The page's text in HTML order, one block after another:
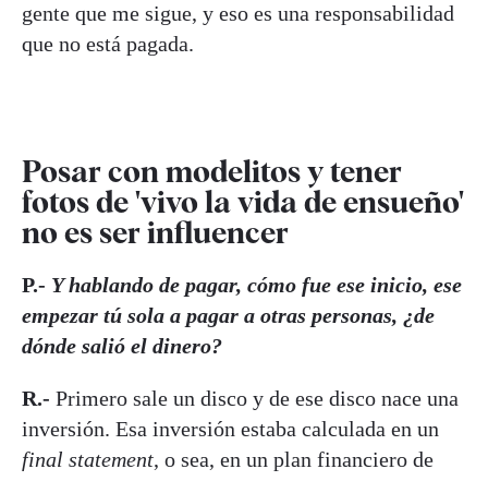
gente que me sigue, y eso es una responsabilidad
que no está pagada.
Posar con modelitos y tener
fotos de 'vivo la vida de ensueño'
no es ser influencer
P.- Y hablando de pagar, cómo fue ese inicio, ese
empezar tú sola a pagar a otras personas, ¿de
dónde salió el dinero?
R.- Primero sale un disco y de ese disco nace una
inversión. Esa inversión estaba calculada en un
final statement, o sea, en un plan financiero de